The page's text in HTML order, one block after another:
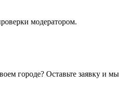
модератором.
городе? Оставьте заявку и мы